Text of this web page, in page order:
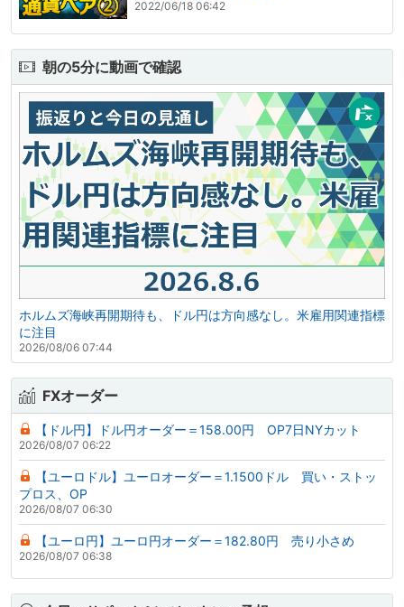
2022/06/18 06:42
朝の5分に動画で確認
ホルムズ海峡再開期待も、ドル円は方向感なし。米雇用関連指標
に注目
2026/08/06 07:44
FXオーダー
【ドル円】ドル円オーダー＝158.00円 OP7日NYカット
2026/08/07 06:22
【ユーロドル】ユーロオーダー＝1.1500ドル 買い・ストッ
プロス、OP
2026/08/07 06:30
【ユーロ円】ユーロ円オーダー＝182.80円 売り小さめ
2026/08/07 06:38